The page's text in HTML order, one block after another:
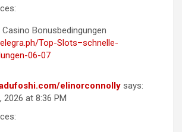
Bonusbedingungen
Top-Slots–schnelle-
06-07
elinorconnolly says:
2026 at 8:36 PM